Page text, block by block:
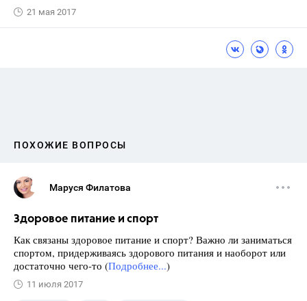
21 мая 2017
ПОХОЖИЕ ВОПРОСЫ
Маруся Филатова
Здоровое питание и спорт
Как связаны здоровое питание и спорт? Важно ли заниматься
спортом, придерживаясь здорового питания и наоборот или
достаточно чего-то (Подробнее...)
11 июля 2017